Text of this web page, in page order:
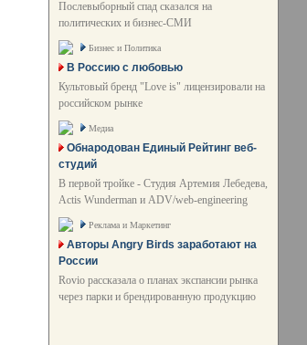
Послевыборный спад сказался на
политических и бизнес-СМИ
Бизнес и Политика
В Россию с любовью
Культовый бренд "Love is" лицензировали на
российском рынке
Медиа
Обнародован Единый Рейтинг веб-
студий
В первой тройке - Студия Артемия Лебедева,
Actis Wunderman и ADV/web-engineering
Реклама и Маркетинг
Авторы Angry Birds заработают на
России
Rovio рассказала о планах экспансии рынка
через парки и брендированную продукцию